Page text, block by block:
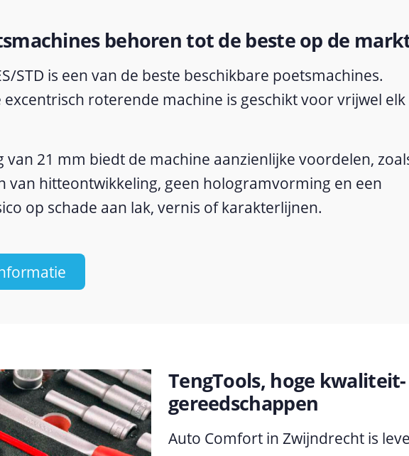
behoren tot de beste op de
STD is een van de beste beschikbare poetsmachines.
excentrisch roterende machine is geschikt voor vrijwel elk
van 21 mm biedt de machine aanzienlijke voordelen,
van hitteontwikkeling, geen hologramvorming en een
op schade aan lak, vernis of karakterlijnen.
TengTools, hoge
gereedschappen
Auto Comfort in Zwijndrecht is